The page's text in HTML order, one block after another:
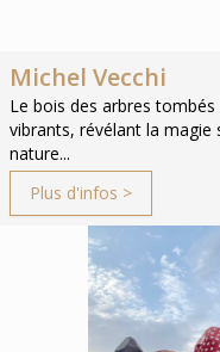
Michel Vecchi
Le bois des arbres
vibrants, révélant la magie
nature...
Plus d'infos >